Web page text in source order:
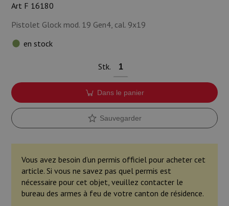
Art F 16180
Pistolet Glock mod. 19 Gen4, cal. 9x19
en stock
Stk.
Dans le panier
Sauvegarder
Vous avez besoin d’un permis officiel pour acheter cet
article. Si vous ne savez pas quel permis est
nécessaire pour cet objet, veuillez contacter le
bureau des armes à feu de votre canton de résidence.